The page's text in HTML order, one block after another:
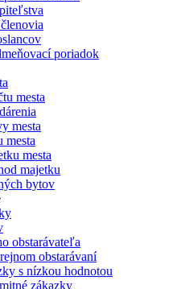
poriadok
mesta
mesta
mesta
mesta
majetku
bytov
obstarávateľa
obstarávaní
s nízkou hodnotou
zákazky